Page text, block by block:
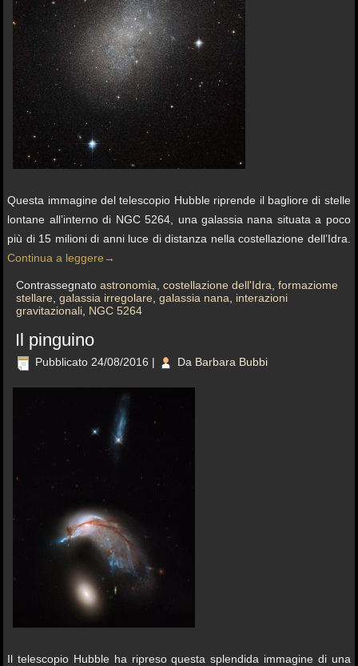
Questa immagine del telescopio Hubble riprende il bagliore di stelle
lontane all’interno di NGC 5264, una galassia nana situata a poco
più di 15 milioni di anni luce di distanza nella costellazione dell’Idra.
Continua a leggere →
Contrassegnato astronomia,costellazione dell'Idra,formaziome
stellare,galassia irregolare,galassia nana, interazioni
gravitazionali, NGC 5264
Il pinguino
Pubblicato 24/08/2016 | Da Barbara Bubbi
Il telescopio Hubble ha ripreso questa splendida immagine di una